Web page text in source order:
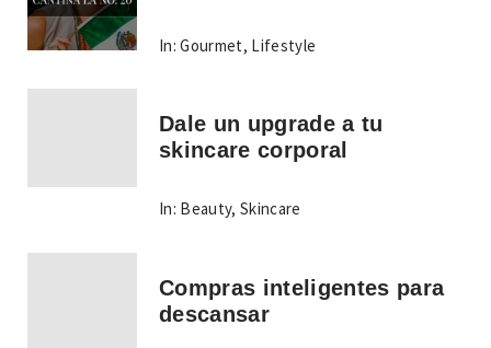
In: Gourmet, Lifestyle
Dale un upgrade a tu
skincare corporal
In: Beauty,Skincare
Compras inteligentes para
descansar